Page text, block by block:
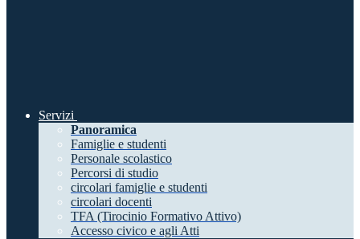
Servizi
Panoramica
Famiglie e studenti
Personale scolastico
Percorsi di studio
circolari famiglie e studenti
circolari docenti
TFA (Tirocinio Formativo Attivo)
Accesso civico e agli Atti